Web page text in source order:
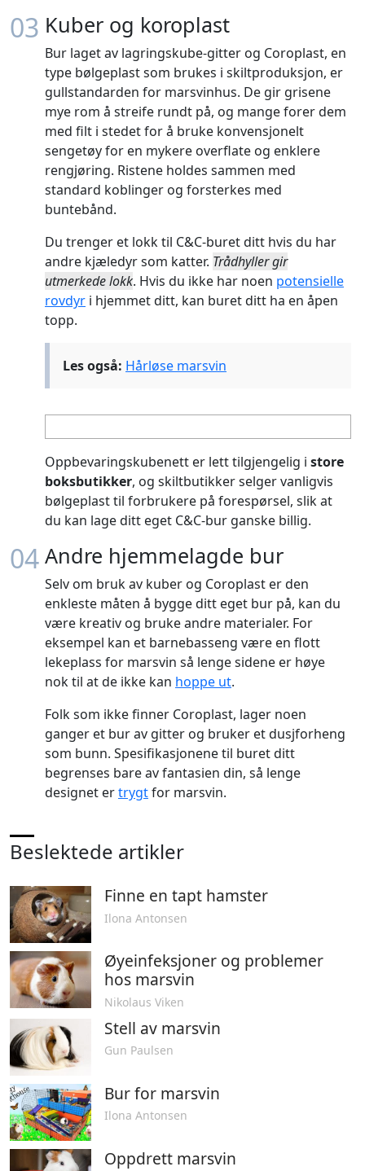
03 Kuber og koroplast
Bur laget av lagringskube-gitter og Coroplast, en
type bølgeplast som brukes i skiltproduksjon, er
gullstandarden for marsvinhus. De gir grisene
mye rom å streife rundt på, og mange forer dem
med filt i stedet for å bruke konvensjonelt
sengetøy for en mykere overflate og enklere
rengjøring. Ristene holdes sammen med
standard koblinger og forsterkes med
buntebånd.
Du trenger et lokk til C&C-buret ditt hvis du har
andre kjæledyr som katter. Trådhyller gir
utmerkede lokk. Hvis du ikke har noen potensielle
rovdyr i hjemmet ditt, kan buret ditt ha en åpen
topp.
Les også: Hårløse marsvin
Oppbevaringskubenett er lett tilgjengelig i store
boksbutikker, og skiltbutikker selger vanligvis
bølgeplast til forbrukere på forespørsel, slik at
du kan lage ditt eget C&C-bur ganske billig.
04 Andre hjemmelagde bur
Selv om bruk av kuber og Coroplast er den
enkleste måten å bygge ditt eget bur på, kan du
være kreativ og bruke andre materialer. For
eksempel kan et barnebasseng være en flott
lekeplass for marsvin så lenge sidene er høye
nok til at de ikke kan hoppe ut.
Folk som ikke finner Coroplast, lager noen
ganger et bur av gitter og bruker et dusjforheng
som bunn. Spesifikasjonene til buret ditt
begrenses bare av fantasien din, så lenge
designet ertrygtfor marsvin.
Beslektede artikler
Finne en tapt hamster
Ilona Antonsen
Øyeinfeksjoner og problemer
hos marsvin
Nikolaus Viken
Stell av marsvin
Gun Paulsen
Bur for marsvin
Ilona Antonsen
Oppdrett marsvin